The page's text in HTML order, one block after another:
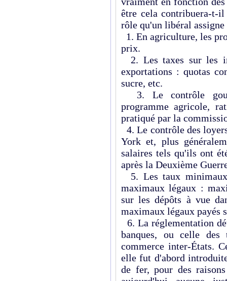
être cela contribuera-t-
rôle qu'un libéral
1. En agriculture, les
prix.
2. Les taxes sur les
exportations : quotas
sucre, etc.
3. Le contrôle
programme agricole,
pratiqué par la
4. Le contrôle des
York et, plus
salaires tels qu'ils ont
après la Deuxième
5. Les taux
maximaux légaux :
sur les dépôts à vue
maximaux légaux payés
6. La réglementation
banques, ou celle des
commerce inter-États.
elle fut d'abord
de fer, pour des